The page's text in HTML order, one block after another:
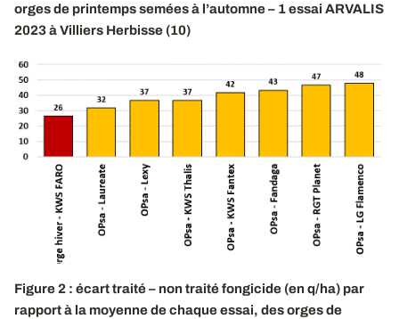
orges de printemps semées à l’automne – 1 essai ARVALIS
2023 à Villiers Herbisse (10)
Figure 2 : écart traité – non traité fongicide (en q/ha) par
rapport à la moyenne de chaque essai, des orges de